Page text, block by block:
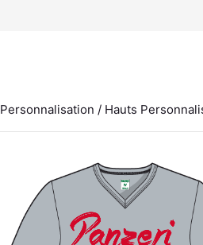
Personnalisation / Hauts